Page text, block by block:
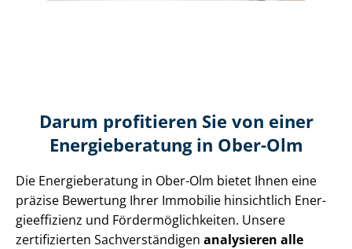
Darum profitieren Sie von einer
Energieberatung in Ober-Olm
Die Energieberatung in Ober-Olm bietet Ihnen eine
präzise Bewertung Ihrer Immobilie hinsichtlich En­er­
gie­ef­fi­zi­enz und För­der­mög­lich­kei­ten. Unsere
zertifizierten Sach­ver­stän­di­gen analysieren alle